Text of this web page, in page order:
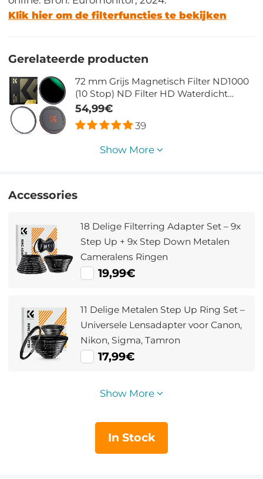
Klik hier om de filterfuncties te bekijken
Gerelateerde producten
72 mm Grijs Magnetisch Filter ND1000
(10 Stop) ND Filter HD Waterdicht
Krasbestendig Antireflecterende
Magneet Lens Filter Nano Xcel Serie
54,99€
39
Show More
Accessories
18 Delige Filterring Adapter Set – 9x
Step Up + 9x Step Down Metalen
Cameralens Ringen
19,99€
11 Delige Metalen Step Up Ring Set –
Universele Lensadapter voor Canon,
Nikon, Sigma, Tamron
17,99€
Show More
In Stock